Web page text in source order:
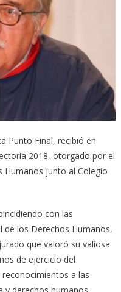
Punto Final, recibió en
2018, otorgado por el
Humanos junto al Colegio
con las
de los Derechos Humanos,
que valoró su valiosa
de ejercicio del
a las